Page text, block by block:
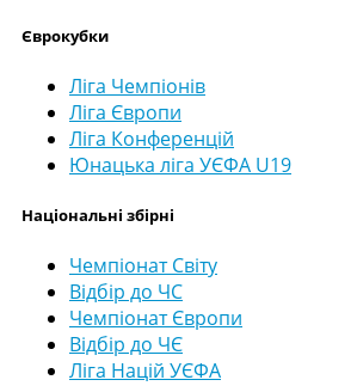
Єврокубки
Ліга Чемпіонів
Ліга Європи
Ліга Конференцій
Юнацька ліга УЄФА U19
Національні збірні
Чемпіонат Світу
Відбір до ЧС
Чемпіонат Європи
Відбір до ЧЄ
Ліга Націй УЄФА